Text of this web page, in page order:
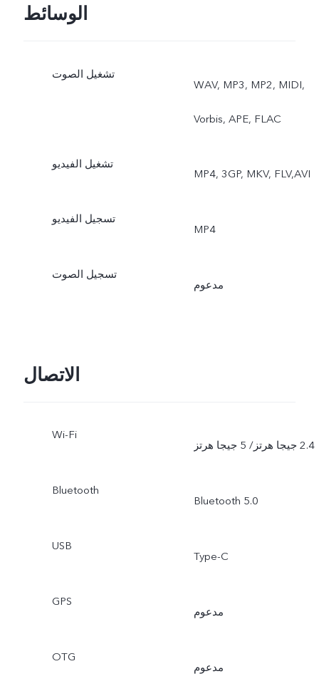
الوسائط
تشغيل الصوت
Vorbis, APE, FLAC
تشغيل الفيديو
‏MP4, 3GP, MKV, FLV,AVI
تسجيل الفيديو
‏MP4
تسجيل الصوت
مدعوم
الاتصال
Wi-Fi
‏2.4 جيجا هرتز/ 5 جيجا هرتز
Bluetooth
‏Bluetooth 5.0
USB
‏Type-C
GPS
مدعوم
OTG
مدعوم